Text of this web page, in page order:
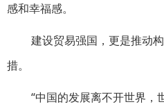
感和幸福感。
建设贸易强国，更是推动
措。
“中国的发展离不开世界，